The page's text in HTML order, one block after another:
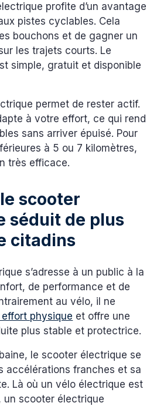
profite d’un avantage
pistes cyclables. Cela
bouchons et de gagner un
les trajets courts. Le
simple, gratuit et disponible
permet de rester actif.
à votre effort, ce qui rend
sans arriver épuisé. Pour
à 5 ou 7 kilomètres,
très efficace.
scooter
séduit de plus
citadins
s’adresse à un public à la
de performance et de
au vélo, il ne
physique et offre une
plus stable et protectrice.
le scooter électrique se
accélérations franches et sa
Là où un vélo électrique est
un scooter électrique